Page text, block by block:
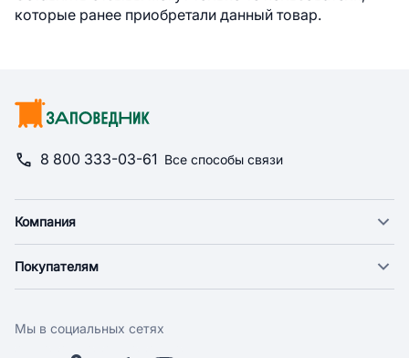
которые ранее приобретали данный товар.
8 800 333-03-61 Все способы связи
Компания
Новости
Поставщикам
Покупателям
Оплата
Мы в социальных сетях